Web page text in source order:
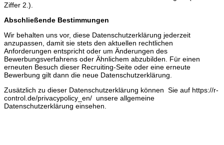
Ziffer 2.).
Abschließende Bestimmungen
Wir behalten uns vor, diese Datenschutzerklärung jederzeit
anzupassen, damit sie stets den aktuellen rechtlichen
Anforderungen entspricht oder um Änderungen des
Bewerbungsverfahrens oder Ähnlichem abzubilden. Für einen
erneuten Besuch dieser Recruiting-Seite oder eine erneute
Bewerbung gilt dann die neue Datenschutzerklärung.
Zusätzlich zu dieser Datenschutzerklärung können Sie auf https://r-
control.de/privacypolicy_en/ unsere allgemeine
Datenschutzerklärung einsehen.